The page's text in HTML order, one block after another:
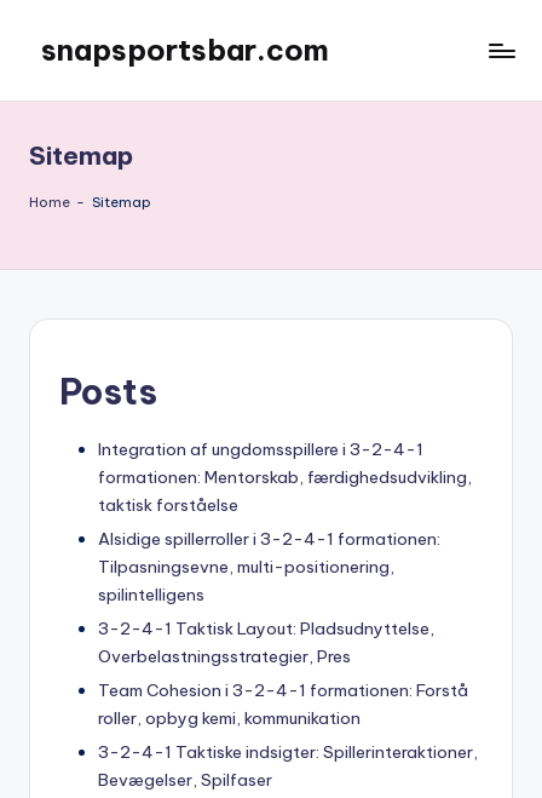
content
snapsportsbar.com
Sitemap
Home - Sitemap
Posts
Integration af ungdomsspillere i 3-2-4-1
formationen: Mentorskab, færdighedsudvikling,
taktisk forståelse
Alsidige spillerroller i 3-2-4-1 formationen:
Tilpasningsevne, multi-positionering,
spilintelligens
3-2-4-1 Taktisk Layout: Pladsudnyttelse,
Overbelastningsstrategier, Pres
Team Cohesion i 3-2-4-1 formationen: Forstå
roller, opbyg kemi, kommunikation
3-2-4-1 Taktiske indsigter: Spillerinteraktioner,
Bevægelser, Spilfaser